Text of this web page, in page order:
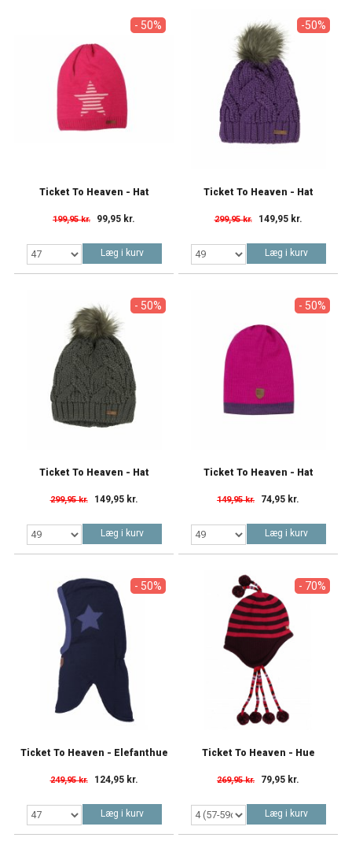
- 50%
Ticket To Heaven - Hat
199,95 kr. 99,95 kr.
Læg i kurv
-50%
Ticket To Heaven - Hat
299,95 kr. 149,95 kr.
Læg i kurv
- 50%
Ticket To Heaven - Hat
299,95 kr. 149,95 kr.
Læg i kurv
- 50%
Ticket To Heaven - Hat
149,95 kr. 74,95 kr.
Læg i kurv
- 50%
Ticket To Heaven - Elefanthue
249,95 kr. 124,95 kr.
Læg i kurv
- 70%
Ticket To Heaven - Hue
269,95 kr. 79,95 kr.
Læg i kurv